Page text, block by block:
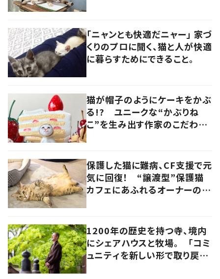
「ニャンとも快適だニャー」 家づ
くりのプロに聞く、猫と人が快適
に暮らすためにできること。
猫が帽子のようにケーキをかぶ
る!? ユニークな“かぶりね
こ”を生み出す作家のこだわり
保護した猫に難病、CF支援で元
気に回復！ “譲渡型”保護猫
カフェにあふれるオーナーの愛
1200年の歴史を持つ寺、境内
にシェアハウスと牧場。 「コミ
ュニティを新しい形で取り戻